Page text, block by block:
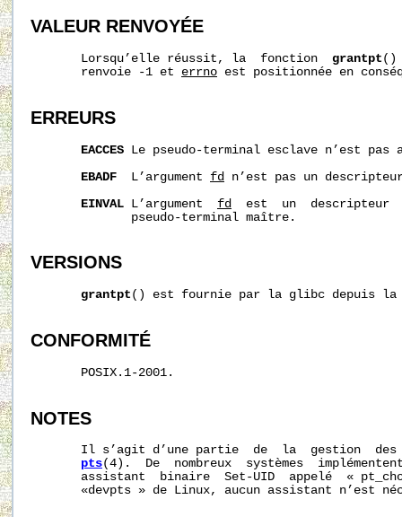
VALEUR RENVOYÉE
       Lorsqu’elle réussit, la  fonction
grantpt ()
       renvoie -1 et
errno est positionnée en
ERREURS
EACCES Le pseudo-terminal esclave n’est pas
EBADF
  L’argument
fd
n’est pas un
EINVAL L’argument fd
est  un  descripteur
              pseudo-terminal maître.
VERSIONS
grantpt () est fournie par la glibc depuis la
CONFORMITÉ
       POSIX.1-2001.
NOTES
Il s’agit d’une partie  de  la  gestion
pts(4).  De  nombreux  systèmes
assistant  binaire  Set-UID  appelé  «
«devpts » de Linux, aucun assistant n’est